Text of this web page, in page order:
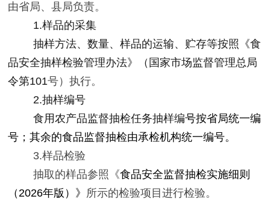
由省局、县局负责。
1.样品的采集
抽样方法、数量、样品的运输、贮存等按照《食
品安全抽样检验管理办法》（国家市场监督管理总局
令第101号）执行。
2.抽样编号
食用农产品监督抽检任务抽样编号按省局统一编
号；其余的食品监督抽检由承检机构统一编号。
3.样品检验
抽取的样品参照《食品安全监督抽检实施细则
（2026年版）》 所示的检验项目进行检验。